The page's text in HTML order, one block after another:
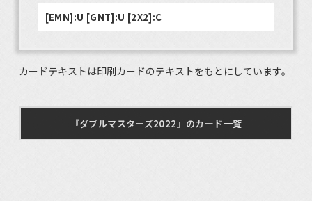
[EMN]:U [GNT]:U [2X2]:C
カードテキストは印刷カードのテキストをもとにしています。
『ダブルマスターズ2022』のカード一覧